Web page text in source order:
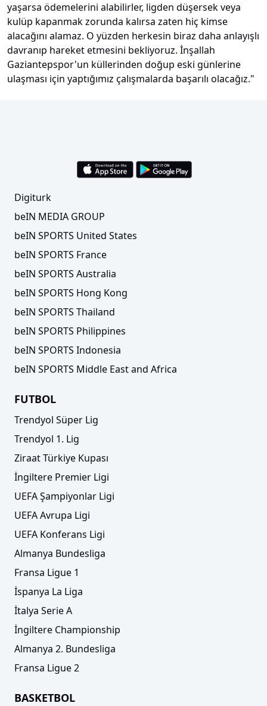
yaşarsa ödemelerini alabilirler, ligden düşersek veya
kulüp kapanmak zorunda kalırsa zaten hiç kimse
alacağını alamaz. O yüzden herkesin biraz daha anlayışlı
davranıp hareket etmesini bekliyoruz. İnşallah
Gaziantepspor'un küllerinden doğup eski günlerine
ulaşması için yaptığımız çalışmalarda başarılı olacağız."
Digiturk
beIN MEDIA GROUP
beIN SPORTS United States
beIN SPORTS France
beIN SPORTS Australia
beIN SPORTS Hong Kong
beIN SPORTS Thailand
beIN SPORTS Philippines
beIN SPORTS Indonesia
beIN SPORTS Middle East and Africa
FUTBOL
Trendyol Süper Lig
Trendyol 1. Lig
Ziraat Türkiye Kupası
İngiltere Premier Ligi
UEFA Şampiyonlar Ligi
UEFA Avrupa Ligi
UEFA Konferans Ligi
Almanya Bundesliga
Fransa Ligue 1
İspanya La Liga
İtalya Serie A
İngiltere Championship
Almanya 2. Bundesliga
Fransa Ligue 2
BASKETBOL